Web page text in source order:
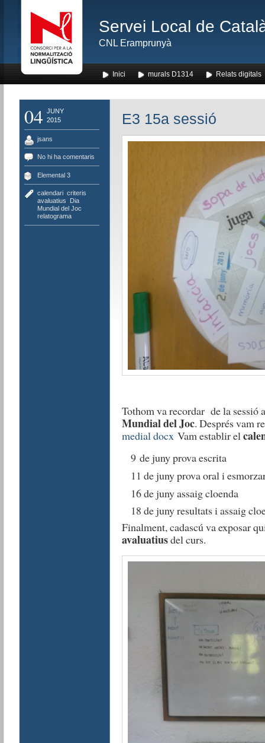
Servei Local de
CNL Eramprunyà
Inici murals D1314 Relats digitals
04 JUNY
2015
jsans
No hi ha comentaris
Elemental 3
calendari, criteris
avaluatius
Dia
Mundial del Joc
relatograma
E3 15a sessió
Tothom va recordar de la sessió
Mundial del Joc. Després vam
medial docxVam establir el
9 de juny prova escrita
11 de juny prova oral i
16 de juny assaig cloenda
18 de juny resultats i assaig
Finalment, cadascú va exposar
avaluatiusdel curs.